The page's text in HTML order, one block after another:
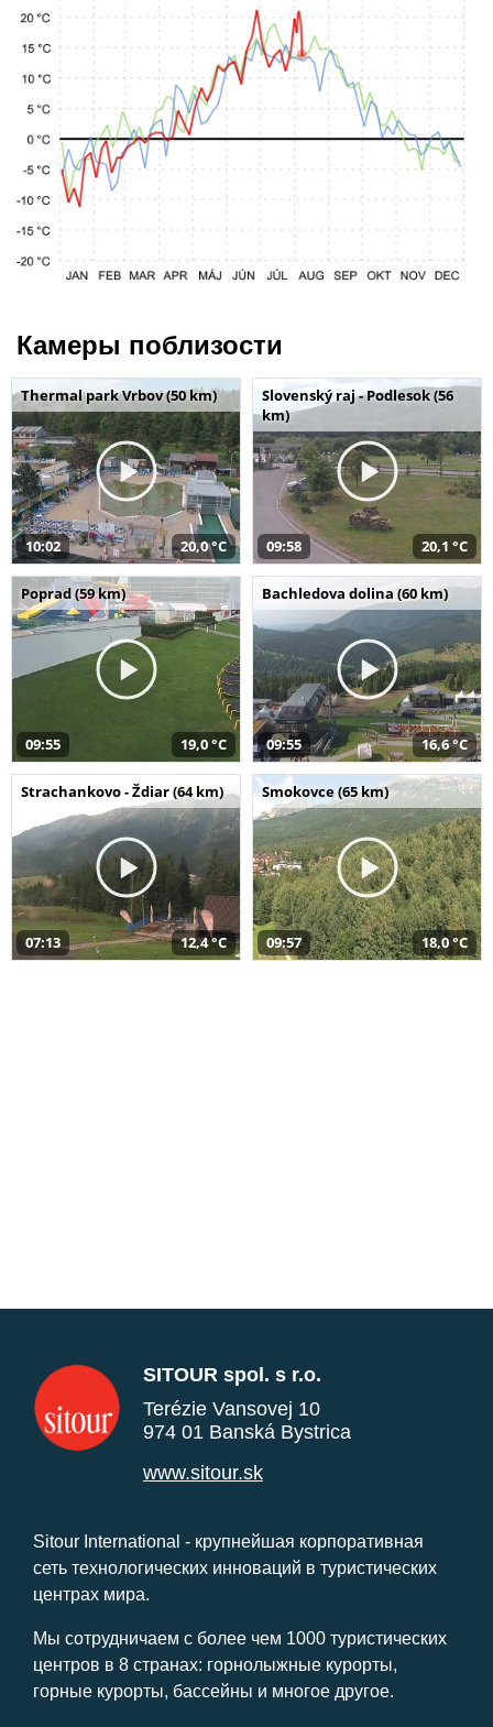
Камеры поблизости
Thermal park Vrbov (50 km)
10:02 20,0 °C
Slovenský raj - Podlesok (56
km)
09:58 20,1 °C
Poprad (59 km)
09:55 19,0 °C
Bachledova dolina (60 km)
09:55 16,6 °C
Strachankovo - Ždiar (64 km)
07:13 12,4 °C
Smokovce (65 km)
09:57 18,0 °C
SITOUR spol. s r.o.
Terézie Vansovej 10
974 01 Banská Bystrica
www.sitour.sk
Sitour International - крупнейшая корпоративная
сеть технологических инноваций в туристических
центрах мира.
Мы сотрудничаем с более чем 1000 туристических
центров в 8 странах: горнолыжные курорты,
горные курорты, бассейны и многое другое.